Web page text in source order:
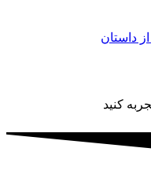
داستان
کنید